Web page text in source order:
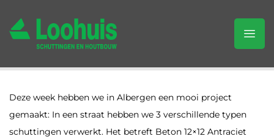
Deze week hebben we in Albergen een mooi project
gemaakt: In een straat hebben we 3 verschillende typen
schuttingen verwerkt. Het betreft Beton 12×12 Antraciet